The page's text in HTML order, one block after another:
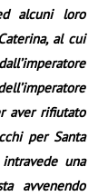
alcuni loro
al cui
aver rifiutato
per Santa
una
avvenendo